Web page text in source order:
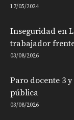
17/05/2024
Inseguridad en
trabajador
03/08/2026
Paro docente 3
pública
03/08/2026